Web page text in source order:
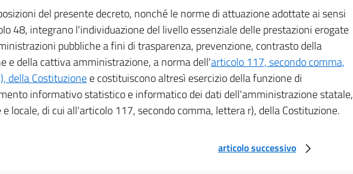
del presente decreto, nonché le norme di attuazione adottate ai sensi
48, integrano l'individuazione del livello essenziale delle prestazioni erogate
pubbliche a fini di trasparenza, prevenzione, contrasto della
e della cattiva amministrazione, a norma dell'articolo 117, secondo comma,
della Costituzionee costituiscono altresì esercizio della funzione di
informativo statistico e informatico dei dati dell'amministrazione statale,
e locale, di cui all'articolo 117, secondo comma, lettera r), della Costituzione.
articolo successivo